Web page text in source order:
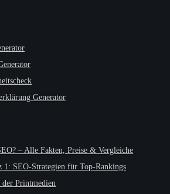
Generator
– Alle Fakten, Preise & Vergleiche
1: SEO-Strategien für Top-Rankings
Printmedien